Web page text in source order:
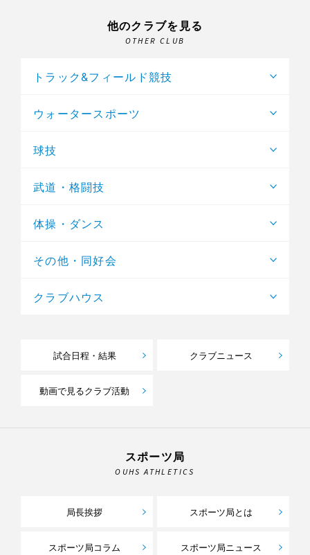
他のクラブを見る
OTHER CLUB
トラック&フィールド競技
ウォータースポーツ
球技
武道・格闘技
体操・ダンス
その他・同好会
クラブハウス
試合日程・結果 クラブニュース
動画で見るクラブ活動
スポーツ局
OUHS ATHLETICS
局長挨拶 スポーツ局とは
スポーツ局コラム スポーツ局ニュース